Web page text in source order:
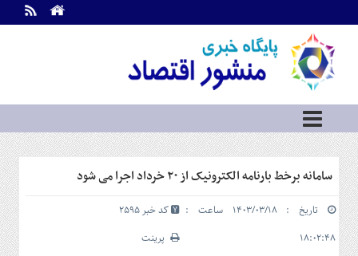
اطلاعات
تماس
ما
درباره
ما
سرویس
ها
بازار
سرمایه
و
سامانه برخط بارنامه الکترونیک از ۲۰ خرداد اجرا می شود
تاریخ : ۱۴۰۳/۰۳/۱۸ ساعت :
۱۸:۰۲:۴۸
کد خبر 2595
پرینت